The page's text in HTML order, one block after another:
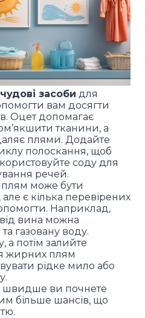
чудові засоби для
вам досягти
Оцет допомагає
тканини, а
плями. Додайте
полоскання, щоб
соду для
речей.
може бути
є кілька перевірених
Наприклад,
вина можна
газовану воду.
а потім залийте
жирних плям
рідке мило або
швидше ви почнете
більше шансів, що